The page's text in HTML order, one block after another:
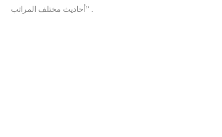
أحاديث مختلف المراتب” .